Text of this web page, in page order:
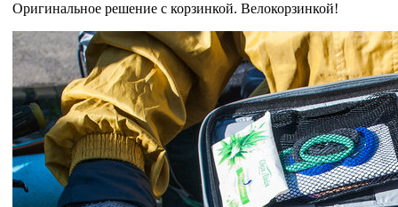
Оригинальное решение с корзинкой. Велокорзинкой!